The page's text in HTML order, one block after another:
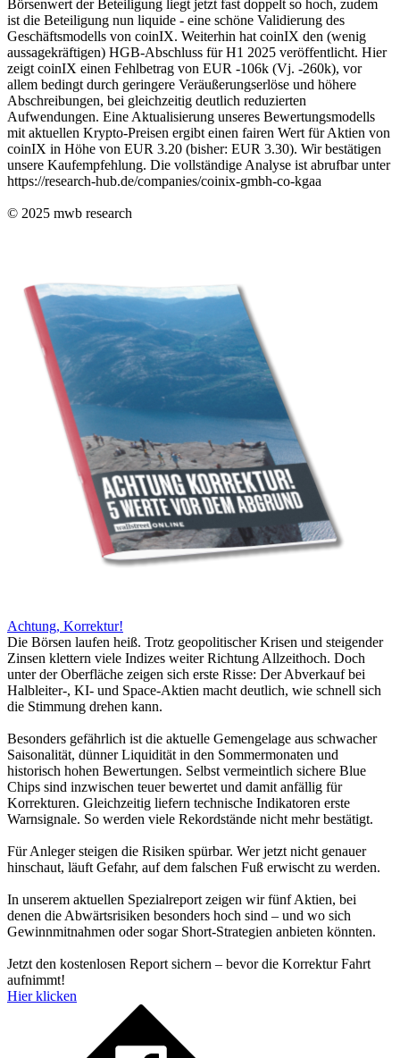
Börsenwert der Beteiligung liegt jetzt fast doppelt so hoch, zudem
ist die Beteiligung nun liquide - eine schöne Validierung des
Geschäftsmodells von coinIX. Weiterhin hat coinIX den (wenig
aussagekräftigen) HGB-Abschluss für H1 2025 veröffentlicht. Hier
zeigt coinIX einen Fehlbetrag von EUR -106k (Vj. -260k), vor
allem bedingt durch geringere Veräußerungserlöse und höhere
Abschreibungen, bei gleichzeitig deutlich reduzierten
Aufwendungen. Eine Aktualisierung unseres Bewertungsmodells
mit aktuellen Krypto-Preisen ergibt einen fairen Wert für Aktien von
coinIX in Höhe von EUR 3.20 (bisher: EUR 3.30). Wir bestätigen
unsere Kaufempfehlung. Die vollständige Analyse ist abrufbar unter
https://research-hub.de/companies/coinix-gmbh-co-kgaa
© 2025 mwb research
Achtung, Korrektur!
Die Börsen laufen heiß. Trotz geopolitischer Krisen und steigender
Zinsen klettern viele Indizes weiter Richtung Allzeithoch. Doch
unter der Oberfläche zeigen sich erste Risse: Der Abverkauf bei
Halbleiter-, KI- und Space-Aktien macht deutlich, wie schnell sich
die Stimmung drehen kann.
Besonders gefährlich ist die aktuelle Gemengelage aus schwacher
Saisonalität, dünner Liquidität in den Sommermonaten und
historisch hohen Bewertungen. Selbst vermeintlich sichere Blue
Chips sind inzwischen teuer bewertet und damit anfällig für
Korrekturen. Gleichzeitig liefern technische Indikatoren erste
Warnsignale. So werden viele Rekordstände nicht mehr bestätigt.
Für Anleger steigen die Risiken spürbar. Wer jetzt nicht genauer
hinschaut, läuft Gefahr, auf dem falschen Fuß erwischt zu werden.
In unserem aktuellen Spezialreport zeigen wir fünf Aktien, bei
denen die Abwärtsrisiken besonders hoch sind – und wo sich
Gewinnmitnahmen oder sogar Short-Strategien anbieten könnten.
Jetzt den kostenlosen Report sichern – bevor die Korrektur Fahrt
aufnimmt!
Hier klicken